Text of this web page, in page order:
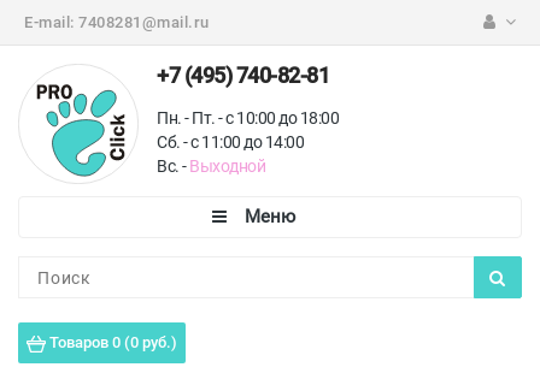
E-mail: 7408281@mail.ru
+7 (495) 740-82-81
Пн. - Пт. - с 10:00 до 18:00
Сб. - с 11:00 до 14:00
Вс. -Выходной
Товаров 0 (0 руб.)
Пороги для пола